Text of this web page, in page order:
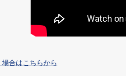
合はこちらから